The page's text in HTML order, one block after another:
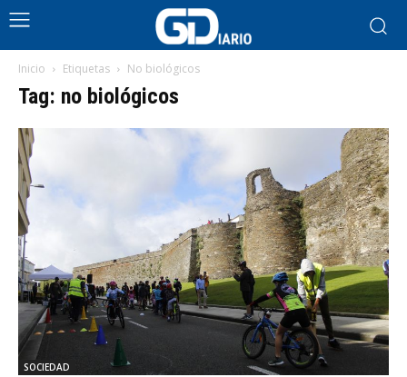
Inicio Etiquetas No biológicos
Tag: no biológicos
SOCIEDAD